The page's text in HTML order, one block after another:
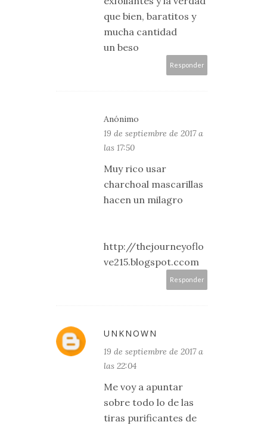
que bien, baratitos y
mucha cantidad
un beso
Responder
Anónimo
19 de septiembre de 2017 a
las 17:50
Muy rico usar
charchoal mascarillas
hacen un milagro
http://thejourneyoflo
ve215.blogspot.ccom
Responder
UNKNOWN
19 de septiembre de 2017 a
las 22:04
Me voy a apuntar
sobre todo lo de las
tiras purificantes de